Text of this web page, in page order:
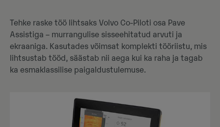
Tehke raske töö lihtsaks Volvo Co-Piloti osa Pave
Assistiga – murrangulise sisseehitatud arvuti ja
ekraaniga. Kasutades võimsat komplekti tööriistu, mis
lihtsustab tööd, säästab nii aega kui ka raha ja tagab
ka esmaklassilise paigaldustulemuse.